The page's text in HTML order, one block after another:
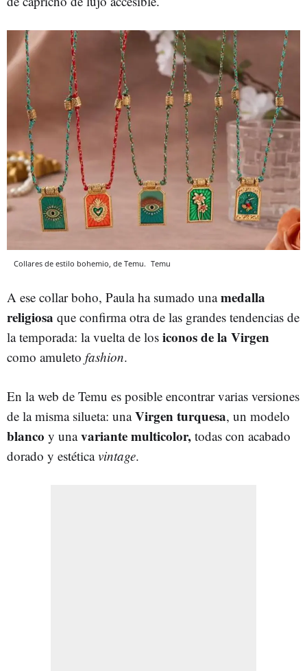
Collares de estilo bohemio, de Temu. Temu
A ese collar boho, Paula ha sumado unamedalla
religiosa que confirma otra de las grandes tendencias de
la temporada: la vuelta de los iconos de la Virgen
como amuleto fashion.
En la web de Temu es posible encontrar varias versiones
de la misma silueta: unaVirgen turquesa, un modelo
blanco y unavariante multicolor, todas con acabado
dorado y estéticavintage.